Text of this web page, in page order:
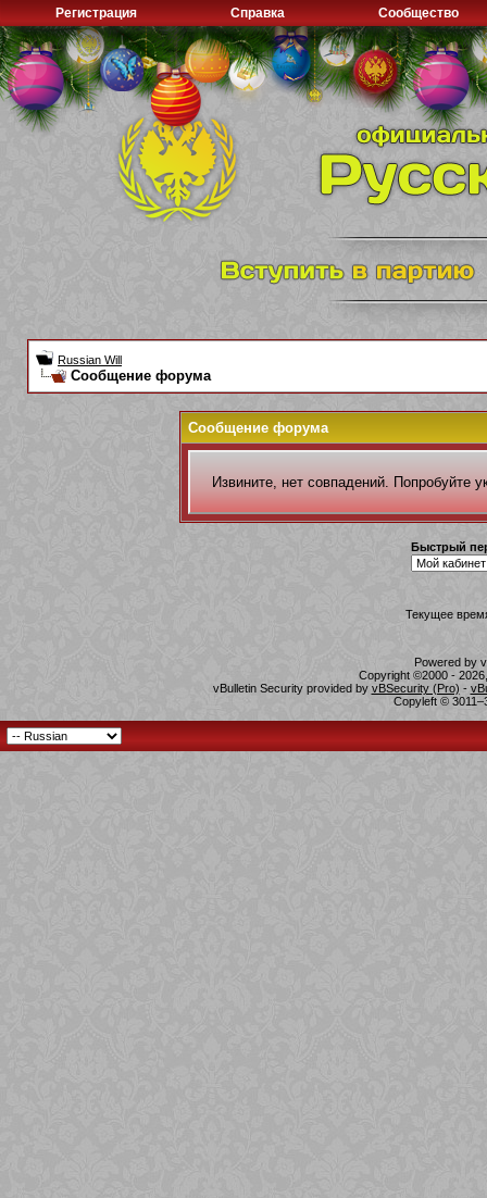
Регистрация Справка Сообщество
Russian Will
Сообщение форума
Сообщение форума
Извините, нет совпадений. Попробуйте
Быстрый
Текущее
Powered by
Copyright ©2000 -
vBulletin Security provided by vBSecurity (Pro) -
Copyleft ©